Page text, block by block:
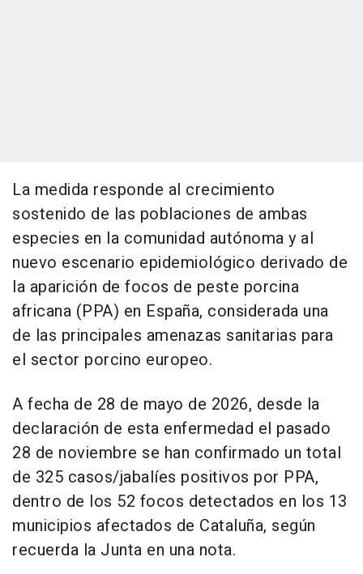
La medida responde al crecimiento
sostenido de las poblaciones de ambas
especies en la comunidad autónoma y al
nuevo escenario epidemiológico derivado de
la aparición de focos de peste porcina
africana (PPA) en España, considerada una
de las principales amenazas sanitarias para
el sector porcino europeo.
A fecha de 28 de mayo de 2026, desde la
declaración de esta enfermedad el pasado
28 de noviembre se han confirmado un total
de 325 casos/jabalíes positivos por PPA,
dentro de los 52 focos detectados en los 13
municipios afectados de Cataluña, según
recuerda la Junta en una nota.